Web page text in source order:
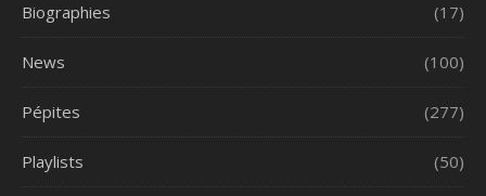
Biographies (17)
News (100)
Pépites (277)
Playlists (50)